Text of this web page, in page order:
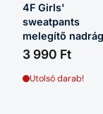
4F Girls'
sweatpants
melegítő nadrág
3 990 Ft
Utolsó darab!